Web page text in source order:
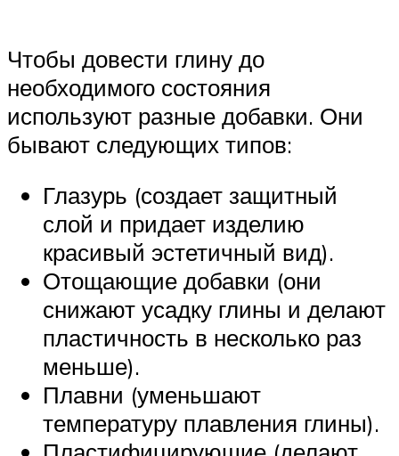
Чтобы довести глину до
необходимого состояния
используют разные добавки. Они
бывают следующих типов:
Глазурь (создает защитный
слой и придает изделию
красивый эстетичный вид).
Отощающие добавки (они
снижают усадку глины и делают
пластичность в несколько раз
меньше).
Плавни (уменьшают
температуру плавления глины).